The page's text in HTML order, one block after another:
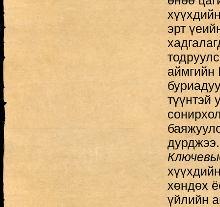
эрт
түүнтэй
дурджээ.
хөндөх
үйлийн